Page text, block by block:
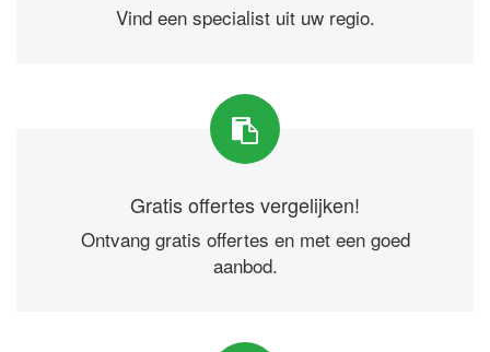
Vind een specialist uit uw regio.
Gratis offertes vergelijken!
Ontvang gratis offertes en met een goed
aanbod.